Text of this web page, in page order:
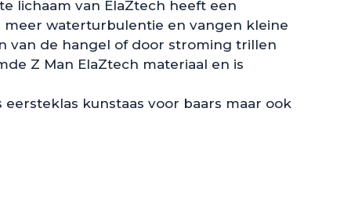
lichaam van ElaZtech heeft een
waterturbulentie en vangen kleine
van de hangel of door stroming trillen
Z Man ElaZtech materiaal en is
eersteklas kunstaas voor baars maar ook